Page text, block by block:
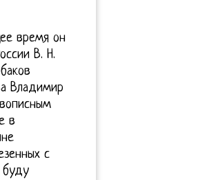
время он
В. Н.
Владимир
в
с
буду